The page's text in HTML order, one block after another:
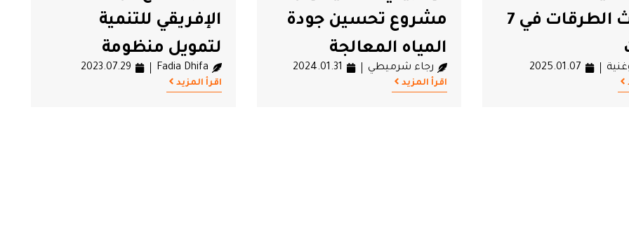
لتحديث الطرقات في 7
2025.01.07
مشروع تحسين جودة
المياه المعالجة
رجاء شرميطي 2024.01.31
اقرأ المزيد
الإفريقي للتنمية
لتمويل منظومة
الحبوب
Fadia Dhifa
2023.07.29
اقرأ المزيد